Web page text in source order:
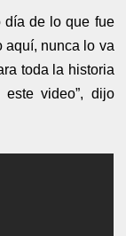
día de lo que fue
aquí, nunca lo va
toda la historia
video”, dijo